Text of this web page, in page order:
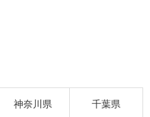
神奈川県 千葉県